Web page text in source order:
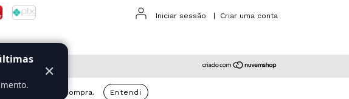
experiência de compra. Entendi
Iniciar sessão | Criar uma conta
✕